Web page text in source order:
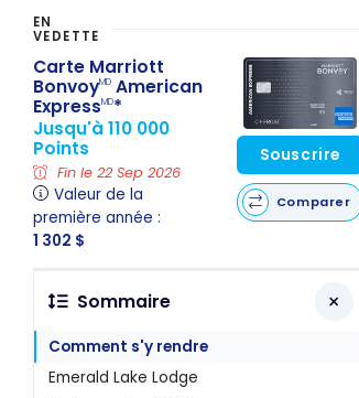
EN
VEDETTE
Carte Marriott
BonvoyMD American
ExpressMD*
Jusqu'à 110 000
Points
Fin le 22 Sep 2026
Valeur de la
première année :
1 302 $
Souscrire
Comparer
Sommaire
Comment s'y rendre
Emerald Lake Lodge